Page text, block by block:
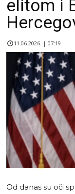
elitom i
11.06.2026. | 07:19
Od danas su oči